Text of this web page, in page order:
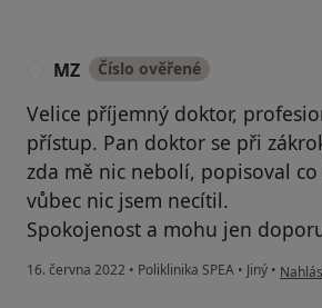
MZ Číslo ověřené
Velice příjemný doktor,
přístup. Pan doktor se při
zda mě nic nebolí, popisoval
vůbec nic jsem necítil.
Spokojenost a mohu jen
16. června 2022 • Poliklinika SPEA • Jiný • podle